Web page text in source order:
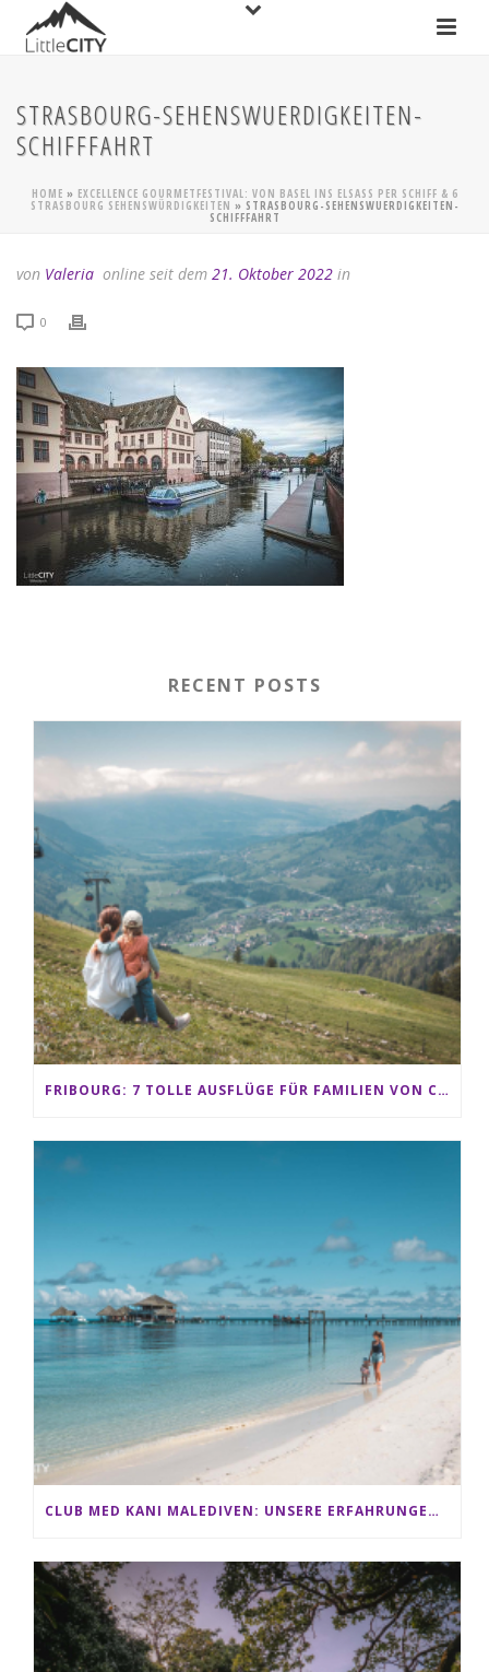
STRASBOURG-SEHENSWUERDIGKEITEN-
SCHIFFFAHRT
HOME » EXCELLENCE GOURMETFESTIVAL: VON BASEL INS ELSASS PER SCHIFF & 6
STRASBOURG SEHENSWÜRDIGKEITEN » STRASBOURG-SEHENSWUERDIGKEITEN-
SCHIFFFAHRT
von Valeria online seit dem 21. Oktober 2022 in
0
RECENT POSTS
FRIBOURG: 7 TOLLE AUSFLÜGE FÜR FAMILIEN VON CHARMEY BIS LES PACCOTS
CLUB MED KANI MALEDIVEN: UNSERE ERFAHRUNGEN IM ALL-INCLUSIVE PARADIES